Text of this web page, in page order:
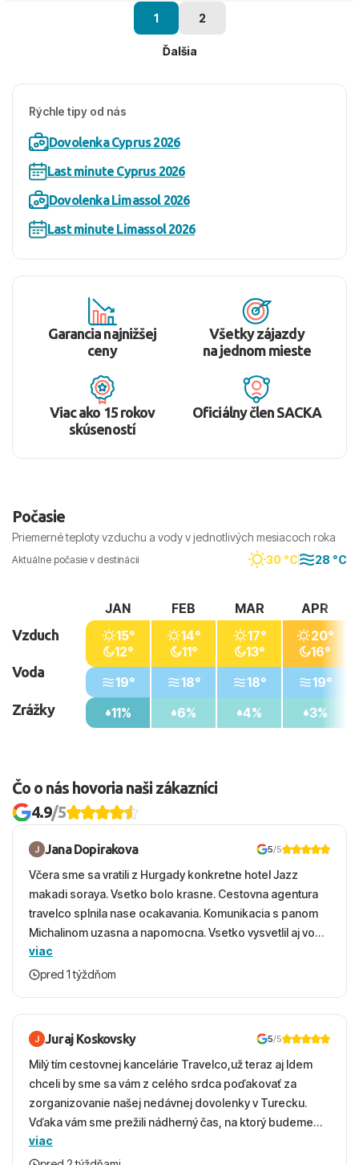
1 2
Ďalšia
Rýchle tipy od nás
Dovolenka Cyprus 2026
Last minute Cyprus 2026
Dovolenka Limassol 2026
Last minute Limassol 2026
Garancia najnižšej
ceny
Všetky zájazdy
na jednom mieste
Viac ako 15 rokov
skúseností
Oficiálny člen SACKA
Počasie
Priemerné teploty vzduchu a vody v jednotlivých mesiacoch roka
Aktuálne počasie v destinácii 30 °C 28 °C
Vzduch
Voda
Zrážky
JAN
15°
12°
19°
11%
FEB
14°
11°
18°
6%
MAR
17°
13°
18°
4%
APR
20°
16°
19°
3%
Čo o nás hovoria naši zákazníci
4.9/5
Jana Dopirakova 5/5
Včera sme sa vratili z Hurgady konkretne hotel Jazz
makadi soraya. Vsetko bolo krasne. Cestovna agentura
travelco splnila nase ocakavania. Komunikacia s panom
Michalinom uzasna a napomocna. Vsetko vysvetlil aj vo
vecernych hodinach zaco sa ospravedlnujem. Hotel
krasny, cisty. Sluzby top. Strava, prostredie, more,
viac
pred 1 týždňom
Juraj Koskovsky 5/5
Milý tím cestovnej kancelárie Travelco,už teraz aj Idem
chceli by sme sa vám z celého srdca poďakovať za
zorganizovanie našej nedávnej dovolenky v Turecku.
Vďaka vám sme prežili nádherný čas, na ktorý budeme
ešte dlho s úsmevom spomínať. ​Všetko prebehlo
absolútne hladko – od prvotného výberu zájazdu, cez
viac